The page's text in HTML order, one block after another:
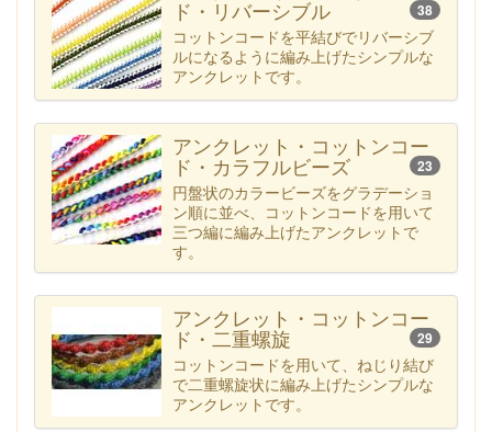
ド・リバーシブル 38
コットンコードを平結びでリバーシブ
ルになるように編み上げたシンプルな
アンクレットです。
アンクレット・コットンコー
ド・カラフルビーズ 23
円盤状のカラービーズをグラデーショ
ン順に並べ、コットンコードを用いて
三つ編に編み上げたアンクレットで
す。
アンクレット・コットンコー
ド・二重螺旋 29
コットンコードを用いて、ねじり結び
で二重螺旋状に編み上げたシンプルな
アンクレットです。